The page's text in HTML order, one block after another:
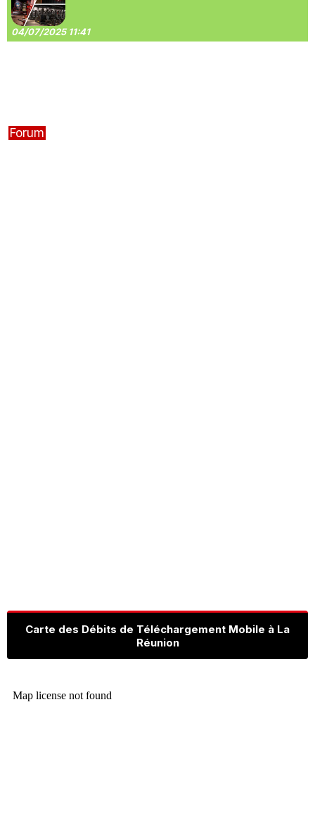
04/07/2025 11:41
Forum
Carte des Débits de Téléchargement Mobile à La
Réunion